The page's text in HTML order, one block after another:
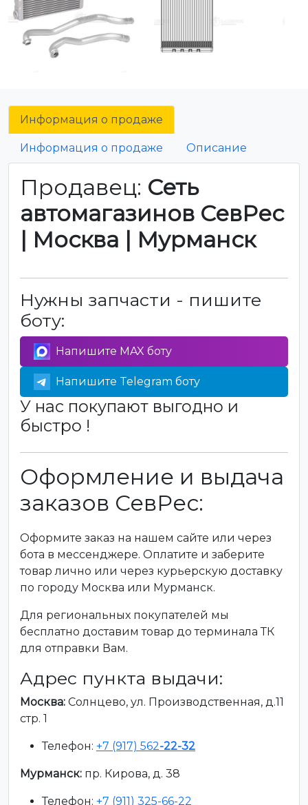
Информация о продаже
Информация о продаже Описание
Продавец: Сеть
автомагазинов СевРес
| Москва | Мурманск
Нужны запчасти - пишите
боту:
Напишите MAX боту
Напишите Telegram боту
У нас покупают выгодно и
быстро !
Оформление и выдача
заказов СевРес:
Оформите заказ на нашем сайте или через
бота в мессенджере. Оплатите и заберите
товар лично или через курьерскую доставку
по городу Москва или Мурманск.
Для региональных покупателей мы
бесплатно доставим товар до терминала ТК
для отправки Вам.
Адрес пункта выдачи:
Москва: Солнцево, ул. Производственная, д.11
стр. 1
Телефон: +7 (917) 562-22-32
Мурманск: пр. Кирова, д. 38
Телефон: +7 (911) 325-66-22